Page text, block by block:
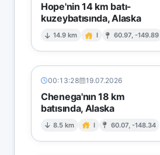
Hope'nin 14 km batı-
kuzeybatısında, Alaska
14.9 km I 60.97, -149.89
00:13:28 19.07.2026
Chenega'nın 18 km
batısında, Alaska
8.5 km I 60.07, -148.34